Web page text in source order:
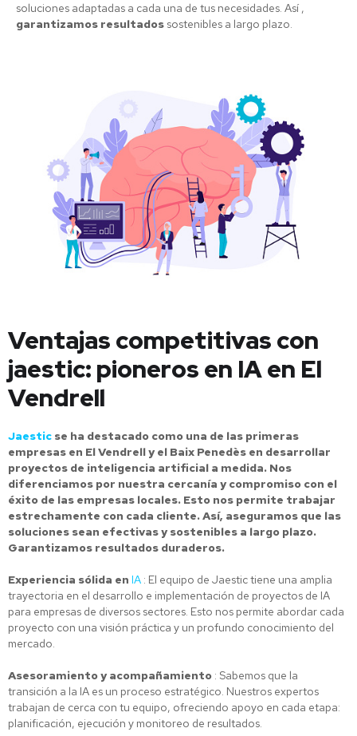
soluciones adaptadas a cada una de tus necesidades. Así ,
garantizamos resultados sostenibles a largo plazo.
Ventajas competitivas con
jaestic: pioneros en IA en El
Vendrell
Jaestic se ha destacado como una de las primeras
empresas en El Vendrell y el Baix Penedès en desarrollar
proyectos de inteligencia artificial a medida. Nos
diferenciamos por nuestra cercanía y compromiso con el
éxito de las empresas locales. Esto nos permite trabajar
estrechamente con cada cliente. Así, aseguramos que las
soluciones sean efectivas y sostenibles a largo plazo.
Garantizamos resultados duraderos.
Experiencia sólida en IA : El equipo de Jaestic tiene una amplia
trayectoria en el desarrollo e implementación de proyectos de IA
para empresas de diversos sectores. Esto nos permite abordar cada
proyecto con una visión práctica y un profundo conocimiento del
mercado.
Asesoramiento y acompañamiento : Sabemos que la
transición a la IA es un proceso estratégico. Nuestros expertos
trabajan de cerca con tu equipo, ofreciendo apoyo en cada etapa:
planificación, ejecución y monitoreo de resultados.